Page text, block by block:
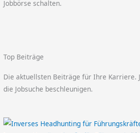
Jobbörse schalten.
Top Beiträge
Die aktuellsten Beiträge für Ihre Karriere.
die Jobsuche beschleunigen.